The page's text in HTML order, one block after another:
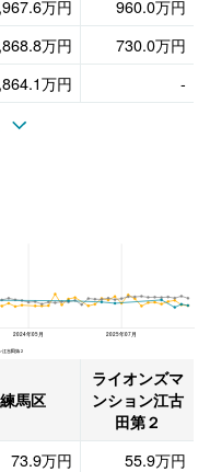
万円
960.0万円
万円
730.0万円
万円
-
2024年05月 2025年07月
古田第２
練馬区
ライオンズマ
ンション江古
田第２
73.9万円
55.9万円